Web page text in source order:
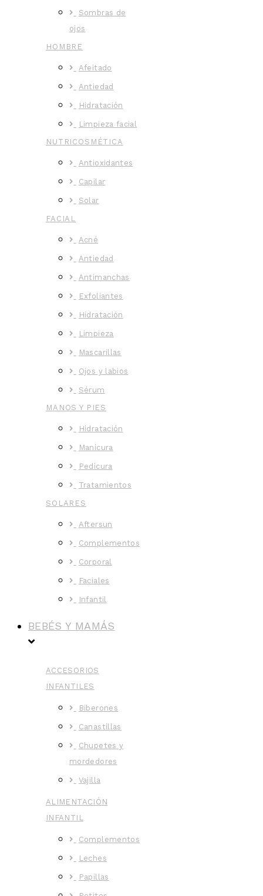
Sombras de
ojos
HOMBRE
Afeitado
Antiedad
Hidratación
Limpieza facial
NUTRICOSMÉTICA
Antioxidantes
Capilar
Solar
FACIAL
Acné
Antiedad
Antimanchas
Exfoliantes
Hidratación
Limpieza
Mascarillas
Ojos y labios
Sérum
MANOS Y PIES
Hidratación
Manicura
Pedicura
Tratamientos
SOLARES
Aftersun
Complementos
Corporal
Faciales
Infantil
BEBÉS Y MAMÁS
ACCESORIOS
INFANTILES
Biberones
Canastillas
Chupetes y
mordedores
Vajilla
ALIMENTACIÓN
INFANTIL
Complementos
Leches
Papillas